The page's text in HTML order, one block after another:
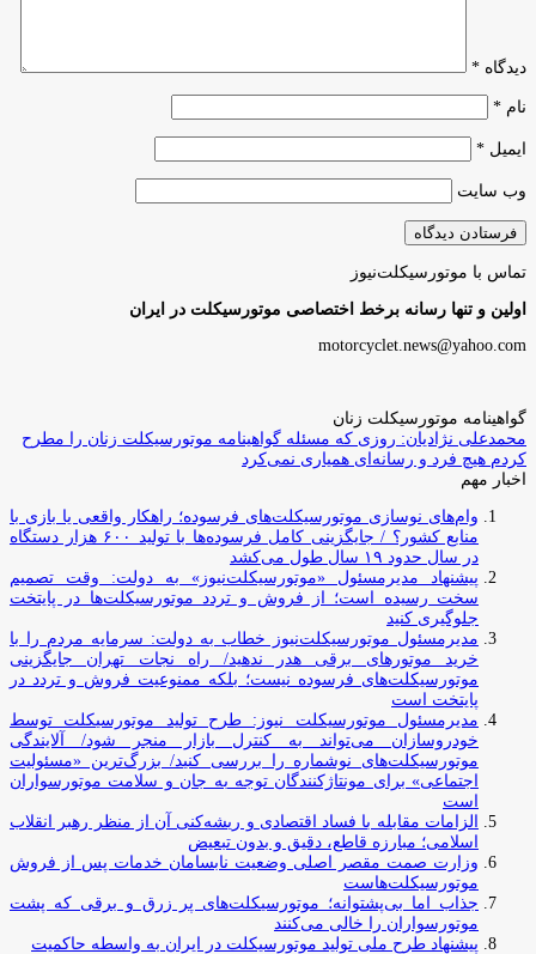
دیدگاه *
نام *
ایمیل *
وب‌ سایت
تماس با موتورسیکلت‌نیوز
اولین و تنها رسانه برخط اختصاصی موتورسیکلت در ایران
motorcyclet.news@yahoo.com
گواهینامه موتورسیکلت زنان
محمدعلی نژادیان: روزی که مسئله گواهینامه موتورسیکلت زنان را مطرح
کردم هیچ فرد و رسانه‌ای همیاری نمی‌کرد
اخبار مهم
وام‌های نوسازی موتورسیکلت‌های فرسوده؛ راهکار واقعی یا بازی با
منابع کشور؟ / جایگزینی کامل فرسوده‌ها با تولید ۶۰۰ هزار دستگاه
در سال حدود ۱۹ سال طول می‌کشد
پیشنهاد مدیرمسئول «موتورسیکلت‌نیوز» به دولت: وقت تصمیم
سخت رسیده است؛ از فروش و تردد موتورسیکلت‌ها در پایتخت
جلوگیری کنید
مدیرمسئول موتورسیکلت‌نیوز خطاب به دولت: سرمایه مردم را با
خرید موتورهای برقی هدر ندهید/ راه نجات تهران جایگزینی
موتورسیکلت‌های فرسوده نیست؛ بلکه ممنوعیت فروش و تردد در
پایتخت است
مدیرمسئول موتورسیکلت نیوز: طرح تولید موتورسیکلت توسط
خودروسازان می‌تواند به کنترل بازار منجر شود/ آلایندگی
موتورسیکلت‌های نوشماره را بررسی کنید/ بزرگ‌ترین «مسئولیت
اجتماعی» برای مونتاژکنندگان توجه به جان و سلامت موتورسواران
است
الزامات مقابله با فساد اقتصادی و ریشه‌کنی آن از منظر رهبر انقلاب
اسلامی؛ مبارزه قاطع، دقیق و بدون تبعیض
وزارت صمت مقصر اصلی وضعیت نابسامان خدمات پس از فروش
موتورسیکلت‌هاست
جذاب اما بی‌پشتوانه؛ موتورسیکلت‌های پر زرق‌ و برقی که پشت
موتورسواران را خالی می‌کنند
پیشنهاد طرح ملی تولید موتورسیکلت در ایران به واسطه حاکمیت